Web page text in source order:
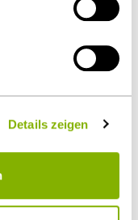
Details zeigen